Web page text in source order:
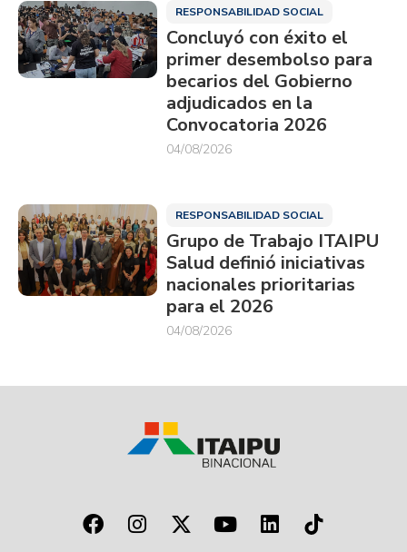
RESPONSABILIDAD SOCIAL
Concluyó con éxito el
primer desembolso para
becarios del Gobierno
adjudicados en la
Convocatoria 2026
04/08/2026
RESPONSABILIDAD SOCIAL
Grupo de Trabajo ITAIPU
Salud definió iniciativas
nacionales prioritarias
para el 2026
04/08/2026